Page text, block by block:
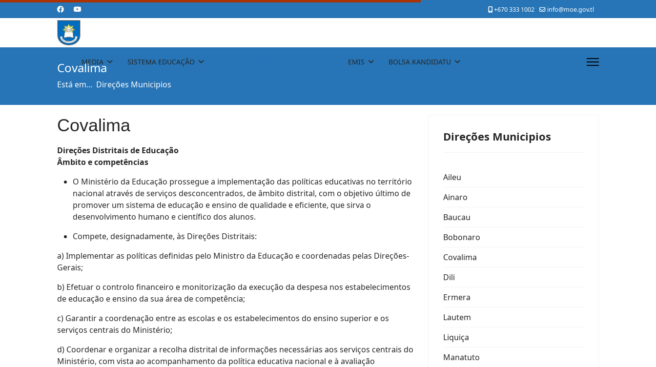
+670 333 1002 info@moe.gov.tl
MEDIA SISTEMA EDUCAÇÃO EMIS BOLSA KANDIDATU
Covalima
Está em... Direções Municipios
Covalima
Direções Distritais de Educação
Âmbito e competências
O Ministério da Educação prossegue a implementação das políticas educativas no território
nacional através de serviços desconcentrados, de âmbito distrital, com o objetivo último de
promover um sistema de educação e ensino de qualidade e eficiente, que sirva o
desenvolvimento humano e científico dos alunos.
Compete, designadamente, às Direções Distritais:
a) Implementar as políticas definidas pelo Ministro da Educação e coordenadas pelas Direções-
Gerais;
b) Efetuar o controlo financeiro e monitorização da execução da despesa nos estabelecimentos
de educação e ensino da sua área de competência;
c) Garantir a coordenação entre as escolas e os estabelecimentos do ensino superior e os
serviços centrais do Ministério;
d) Coordenar e organizar a recolha distrital de informações necessárias aos serviços centrais do
Ministério, com vista ao acompanhamento da política educativa nacional e à avaliação
Direções Municipios
Aileu
Ainaro
Baucau
Bobonaro
Covalima
Dili
Ermera
Lautem
Liquiça
Manatuto